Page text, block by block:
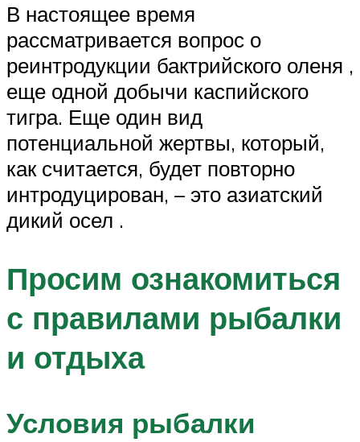
В настоящее время
рассматривается вопрос о
реинтродукции бактрийского оленя ,
еще одной добычи каспийского
тигра. Еще один вид
потенциальной жертвы, который,
как считается, будет повторно
интродуцирован, – это азиатский
дикий осел .
Просим ознакомиться
с правилами рыбалки
и отдыха
Условия рыбалки